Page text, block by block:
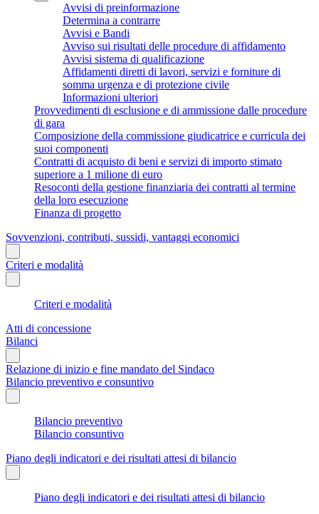
Avvisi di preinformazione
Determina a contrarre
Avvisi e Bandi
Avviso sui risultati delle procedure di affidamento
Avvisi sistema di qualificazione
Affidamenti diretti di lavori, servizi e forniture di
somma urgenza e di protezione civile
Informazioni ulteriori
Provvedimenti di esclusione e di ammissione dalle procedure
di gara
Composizione della commissione giudicatrice e curricula dei
suoi componenti
Contratti di acquisto di beni e servizi di importo stimato
superiore a 1 milione di euro
Resoconti della gestione finanziaria dei contratti al termine
della loro esecuzione
Finanza di progetto
Sovvenzioni, contributi, sussidi, vantaggi economici
Criteri e modalità
Criteri e modalità
Atti di concessione
Bilanci
Relazione di inizio e fine mandato del Sindaco
Bilancio preventivo e consuntivo
Bilancio preventivo
Bilancio consuntivo
Piano degli indicatori e dei risultati attesi di bilancio
Piano degli indicatori e dei risultati attesi di bilancio